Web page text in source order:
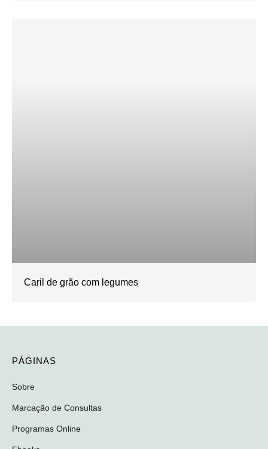
Caril de grão com legumes
PÁGINAS
Sobre
Marcação de Consultas
Programas Online